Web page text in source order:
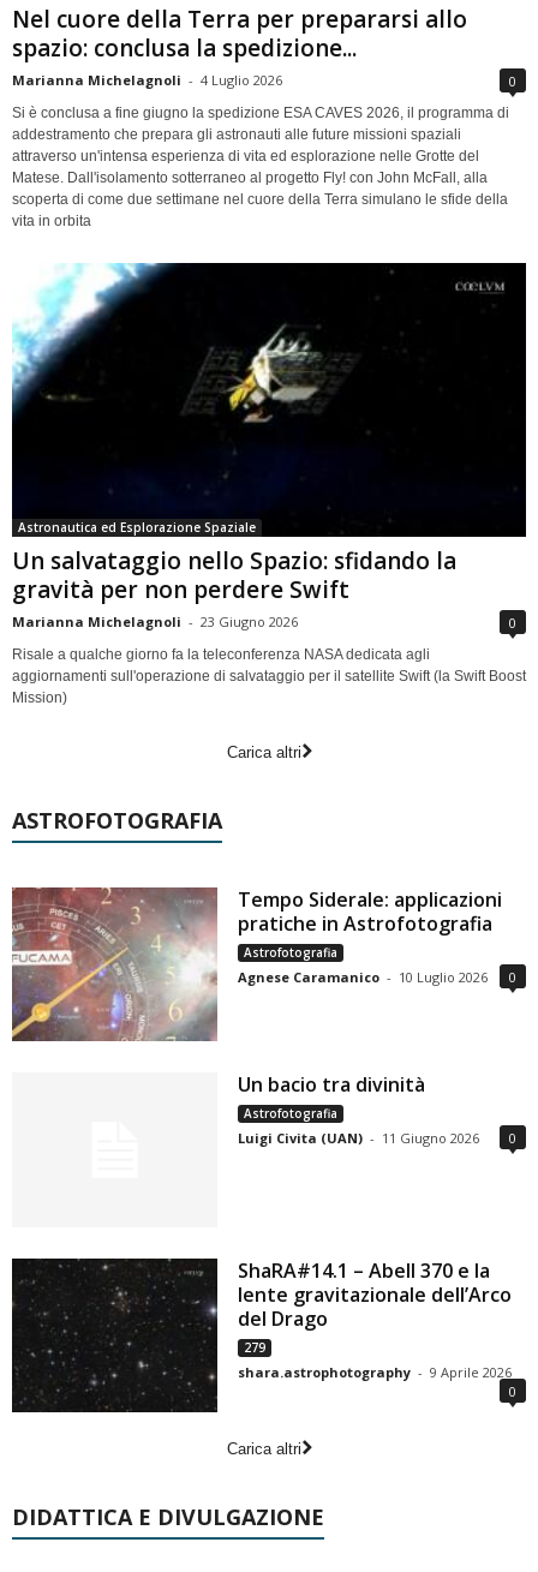
Nel cuore della Terra per prepararsi allo
spazio: conclusa la spedizione...
Marianna Michelagnoli - 4 Luglio 2026 0
Si è conclusa a fine giugno la spedizione ESA CAVES 2026, il programma di
addestramento che prepara gli astronauti alle future missioni spaziali
attraverso un'intensa esperienza di vita ed esplorazione nelle Grotte del
Matese. Dall'isolamento sotterraneo al progetto Fly! con John McFall, alla
scoperta di come due settimane nel cuore della Terra simulano le sfide della
vita in orbita
Astronautica ed Esplorazione Spaziale
Un salvataggio nello Spazio: sfidando la
gravità per non perdere Swift
Marianna Michelagnoli - 23 Giugno 2026 0
Risale a qualche giorno fa la teleconferenza NASA dedicata agli
aggiornamenti sull'operazione di salvataggio per il satellite Swift (la Swift Boost
Mission)
Carica altri
ASTROFOTOGRAFIA
Tempo Siderale: applicazioni
pratiche in Astrofotografia
Astrofotografia
Agnese Caramanico - 10 Luglio 2026 0
Un bacio tra divinità
Astrofotografia
Luigi Civita (UAN) - 11 Giugno 2026 0
ShaRA#14.1 – Abell 370 e la
lente gravitazionale dell’Arco
del Drago
279
shara.astrophotography - 9 Aprile 2026
0
Carica altri
DIDATTICA E DIVULGAZIONE